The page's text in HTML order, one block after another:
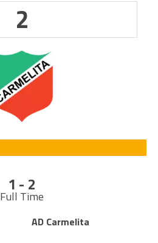
2
1 - 2
Full Time
AD Carmelita